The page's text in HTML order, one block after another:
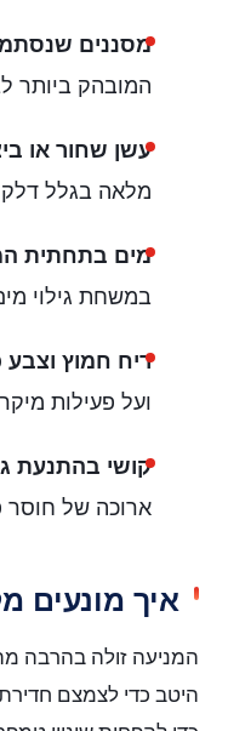
מסננים
המובהק ביותר
עשן שחור או
מלאה בגלל דלק
מים בתחתית
במשחת גילוי
ריח חמוץ
ועל פעילות
קושי בהתנעת
ארוכה של חוסר
איך מונעים
המניעה זולה בהרבה
היטב כדי לצמצם חדירת